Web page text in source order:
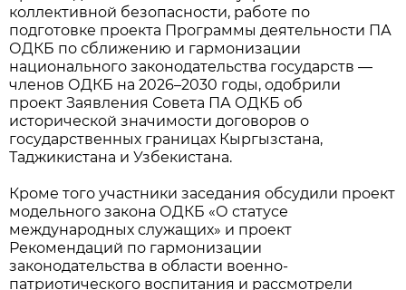
коллективной безопасности, работе по
подготовке проекта Программы деятельности ПА
ОДКБ по сближению и гармонизации
национального законодательства государств —
членов ОДКБ на 2026–2030 годы, одобрили
проект Заявления Совета ПА ОДКБ об
исторической значимости договоров о
государственных границах Кыргызстана,
Таджикистана и Узбекистана.
Кроме того участники заседания обсудили проект
модельного закона ОДКБ «О статусе
международных служащих» и проект
Рекомендаций по гармонизации
законодательства в области военно-
патриотического воспитания и рассмотрели